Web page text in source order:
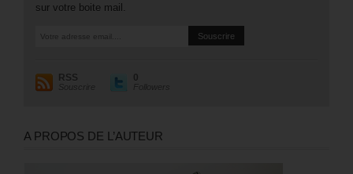
sur votre boite mail.
RSS
Souscrire
0
Followers
A PROPOS DE L’AUTEUR